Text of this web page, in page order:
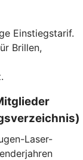
Einstiegstarif.
Brillen,
Laser-